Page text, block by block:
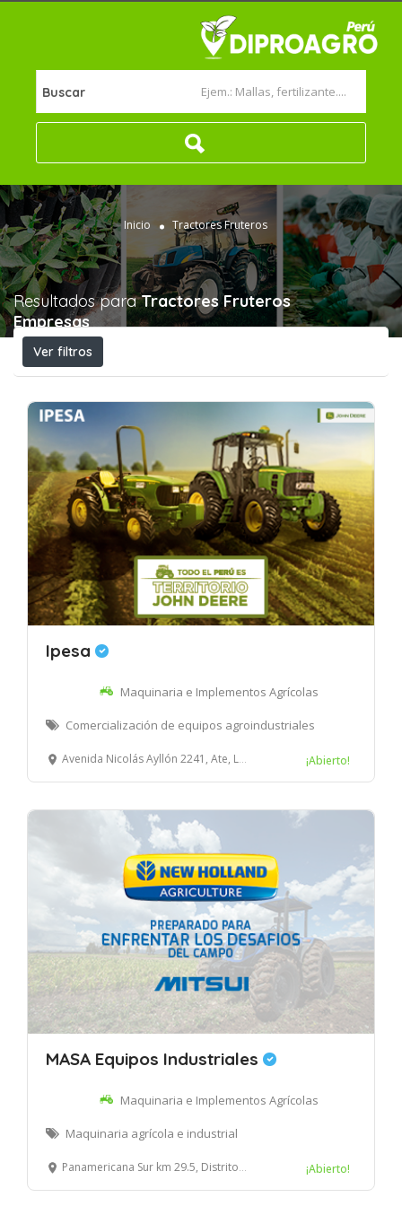
Buscar
Inicio Tractores Fruteros
Resultados paraTractores Fruteros
Empresas
Ver filtros
Ipesa
Maquinaria e Implementos Agrícolas
Comercialización de equipos agroindustriales
Avenida Nicolás Ayllón 2241, Ate, Lima, Perú ¡Abierto!
MASA Equipos Industriales
Maquinaria e Implementos Agrícolas
Maquinaria agrícola e industrial
Panamericana Sur km 29.5, Distrito de Lurín, Lima. ¡Abierto!